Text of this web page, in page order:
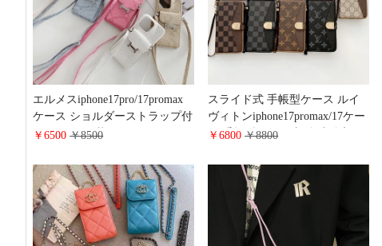
エルメスiphone17pro/17promax
ケース ショルダーストラップ付
き ラメ ヘビ革 HERMES
ードポッケト付き 多機能
Google Pixel 9/9Pro 斜めがけケ
ース 蛇柄 おしゃれ ブランド
Galaxy S25/S25Ultraスマホケー
ス 大人 可愛い多機種対応
￥6500￥8500
スライド式 手帳型ケース ルイ
ヴィトンiphone17promax/17ケー
ス 手帳型 カード収納 小銭入れ
ース ハイブランド 全機種対応
ケース GUCCI galaxy s25/s24/s23
ケース ビジネス風 純正レザー
￥6800￥8800